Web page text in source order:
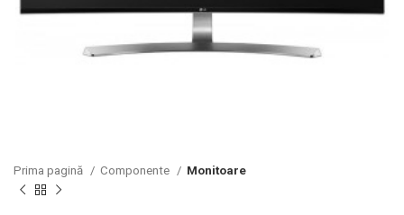
Prima pagină Componente Monitoare